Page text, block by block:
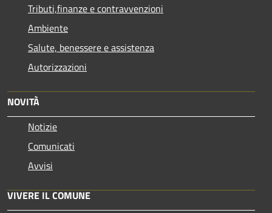
Tributi,finanze e contravvenzioni
Ambiente
Salute, benessere e assistenza
Autorizzazioni
NOVITÀ
Notizie
Comunicati
Avvisi
VIVERE IL COMUNE